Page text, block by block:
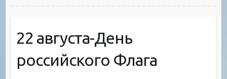
22 августа-День
российского Флага